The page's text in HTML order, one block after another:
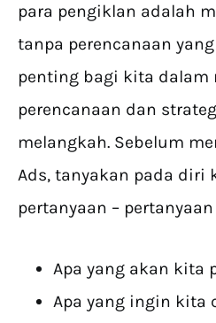
para pengiklan adalah
tanpa perencanaan
penting bagi kita dalam
perencanaan dan
melangkah. Sebelum
Ads, tanyakan pada diri
pertanyaan –
Apa yang akan kita
Apa yang ingin kita